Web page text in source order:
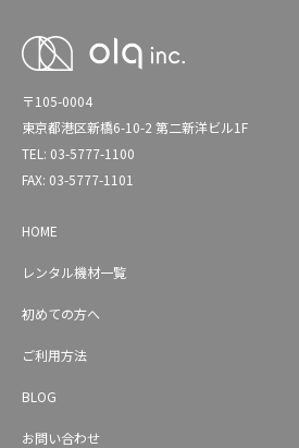
〒105-0004
東京都港区新橋6-10-2 第二新洋ビル1F
TEL: 03-5777-1100
FAX: 03-5777-1101
HOME
レンタル機材一覧
初めての方へ
ご利用方法
BLOG
お問い合わせ